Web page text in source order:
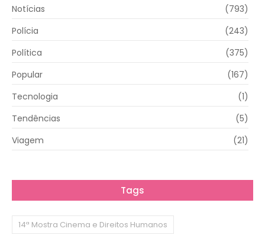
Notícias
(793)
Polícia
(243)
Política
(375)
Popular
(167)
Tecnologia
(1)
Tendências
(5)
Viagem
(21)
Tags
14ª Mostra Cinema e Direitos Humanos